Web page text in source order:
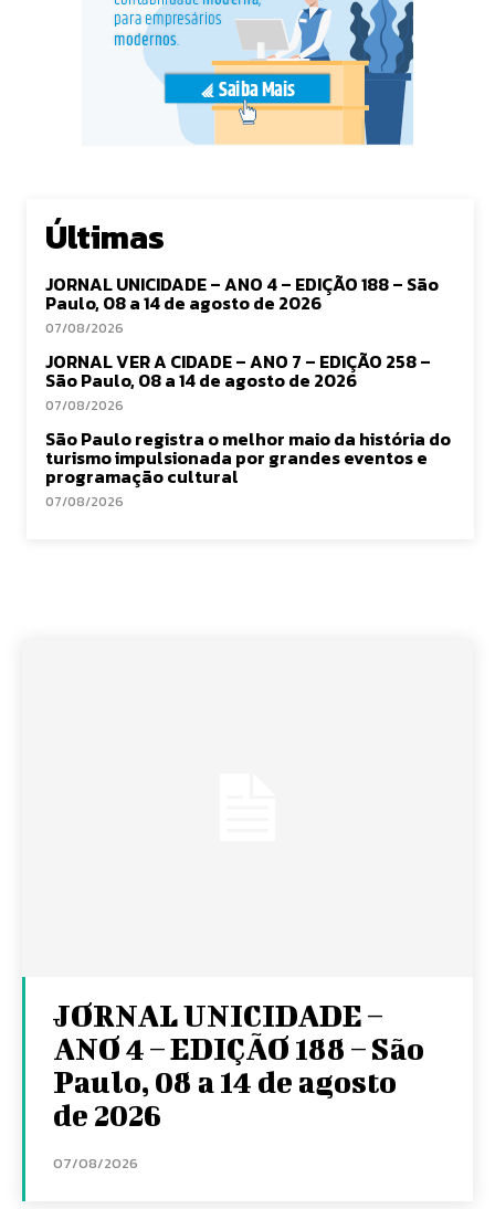
Últimas
JORNAL UNICIDADE – ANO 4 – EDIÇÃO 188 – São
Paulo, 08 a 14 de agosto de 2026
07/08/2026
JORNAL VER A CIDADE – ANO 7 – EDIÇÃO 258 –
São Paulo, 08 a 14 de agosto de 2026
07/08/2026
São Paulo registra o melhor maio da história do
turismo impulsionada por grandes eventos e
programação cultural
07/08/2026
JORNAL UNICIDADE –
ANO 4 – EDIÇÃO 188 – São
Paulo, 08 a 14 de agosto
de 2026
07/08/2026